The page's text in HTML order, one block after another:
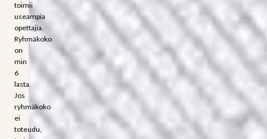
toimii
useampia
opettajia.
Ryhmäkoko
on
min
6
lasta.
Jos
ryhmäkoko
ei
toteudu,